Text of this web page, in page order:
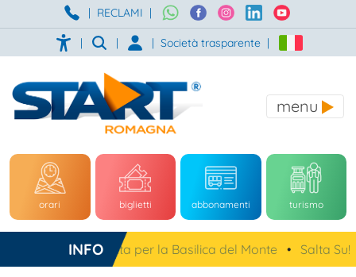
| RECLAMI |
| | | Società trasparente |
menu
orari biglietti abbonamenti turismo
INFO
navetta gratuita per la Basilica del Monte • Salta Su! •